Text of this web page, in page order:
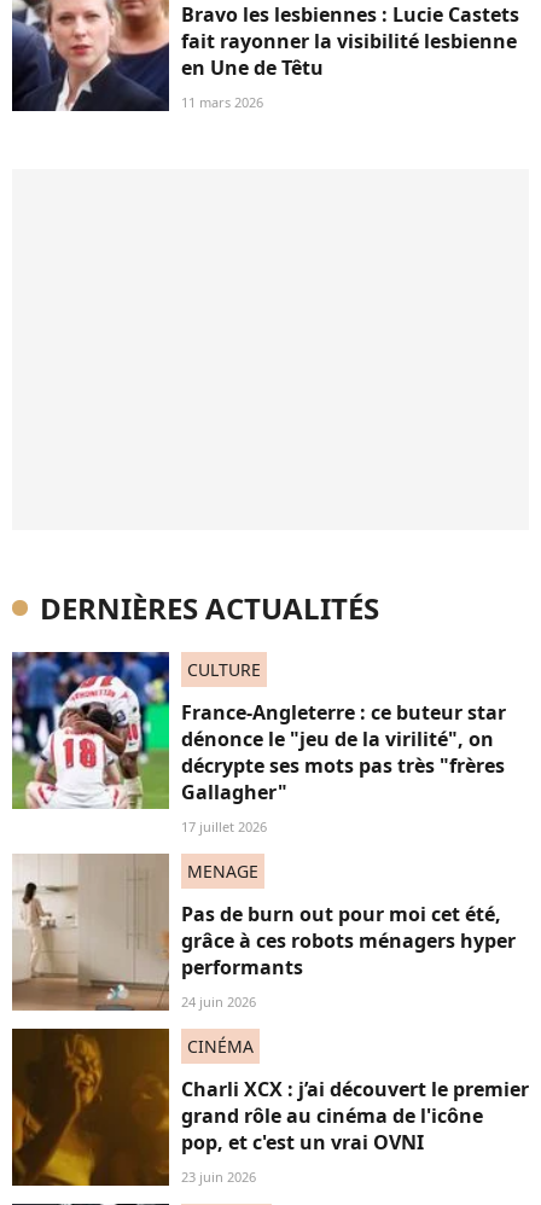
Bravo les lesbiennes : Lucie Castets
fait rayonner la visibilité lesbienne
en Une de Têtu
11 mars 2026
DERNIÈRES ACTUALITÉS
CULTURE
France-Angleterre : ce buteur star
dénonce le "jeu de la virilité", on
décrypte ses mots pas très "frères
Gallagher"
17 juillet 2026
MENAGE
Pas de burn out pour moi cet été,
grâce à ces robots ménagers hyper
performants
24 juin 2026
CINÉMA
Charli XCX : j’ai découvert le premier
grand rôle au cinéma de l'icône
pop, et c'est un vrai OVNI
23 juin 2026